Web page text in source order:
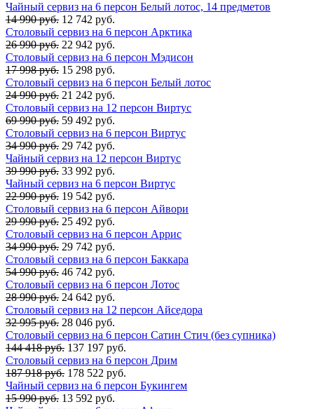
Чайный сервиз на 6 персон Белый лотос, 14 предметов
14 990 руб. 12 742 руб.
Столовый сервиз на 6 персон Арктика
26 990 руб. 22 942 руб.
Столовый сервиз на 6 персон Мэдисон
17 998 руб. 15 298 руб.
Столовый сервиз на 6 персон Белый лотос
24 990 руб. 21 242 руб.
Столовый сервиз на 12 персон Виртус
69 990 руб. 59 492 руб.
Столовый сервиз на 6 персон Виртус
34 990 руб. 29 742 руб.
Чайный сервиз на 12 персон Виртус
39 990 руб. 33 992 руб.
Чайный сервиз на 6 персон Виртус
22 990 руб. 19 542 руб.
Столовый сервиз на 6 персон Айвори
29 990 руб. 25 492 руб.
Столовый сервиз на 6 персон Аррис
34 990 руб. 29 742 руб.
Столовый сервиз на 6 персон Баккара
54 990 руб. 46 742 руб.
Столовый сервиз на 6 персон Лотос
28 990 руб. 24 642 руб.
Столовый сервиз на 12 персон Айседора
32 995 руб. 28 046 руб.
Столовый сервиз на 6 персон Сатин Стич (без супника)
144 418 руб. 137 197 руб.
Столовый сервиз на 6 персон Дрим
187 918 руб. 178 522 руб.
Чайный сервиз на 6 персон Букингем
15 990 руб. 13 592 руб.